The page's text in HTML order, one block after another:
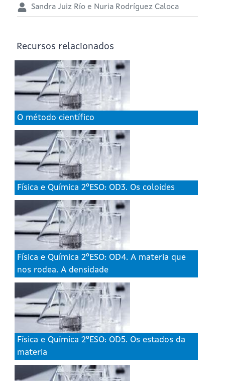
Sandra Juiz Río e Nuria Rodríguez Caloca
Recursos relacionados
O método científico
Física e Química 2ºESO: OD3. Os coloides
Física e Química 2ºESO: OD4. A materia que
nos rodea. A densidade
Física e Química 2ºESO: OD5. Os estados da
materia